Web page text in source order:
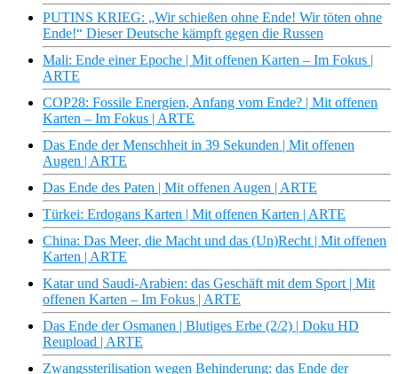
PUTINS KRIEG: „Wir schießen ohne Ende! Wir töten ohne
Ende!“ Dieser Deutsche kämpft gegen die Russen
Mali: Ende einer Epoche | Mit offenen Karten – Im Fokus |
ARTE
COP28: Fossile Energien, Anfang vom Ende? | Mit offenen
Karten – Im Fokus | ARTE
Das Ende der Menschheit in 39 Sekunden | Mit offenen
Augen | ARTE
Das Ende des Paten | Mit offenen Augen | ARTE
Türkei: Erdogans Karten | Mit offenen Karten | ARTE
China: Das Meer, die Macht und das (Un)Recht | Mit offenen
Karten | ARTE
Katar und Saudi-Arabien: das Geschäft mit dem Sport | Mit
offenen Karten – Im Fokus | ARTE
Das Ende der Osmanen | Blutiges Erbe (2/2) | Doku HD
Reupload | ARTE
Zwangssterilisation wegen Behinderung: das Ende der